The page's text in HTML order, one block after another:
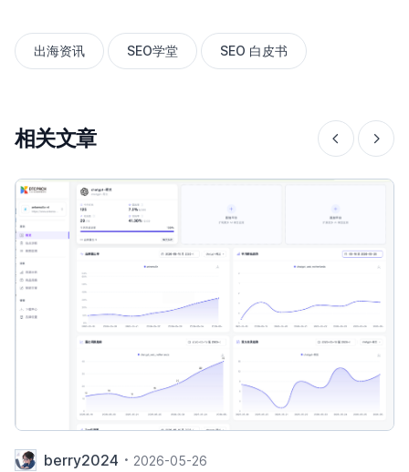
出海资讯 SEO学堂 SEO 白皮书
相关文章
berry2024 2026-05-26